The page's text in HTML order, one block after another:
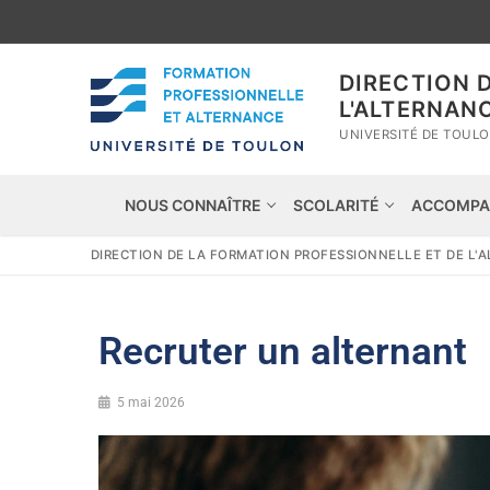
DIRECTION
UNIVERSITÉ DE
NOUS CONNAÎTRE SCOLARITÉ
Nos missions
Scolarité
DIRECTION DE LA FORMATION PROFESSIONNELLE ET DE
Recruter un alternant
5 mai 2026